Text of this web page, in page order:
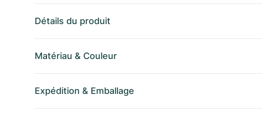
Détails du produit
Matériau & Couleur
Expédition & Emballage